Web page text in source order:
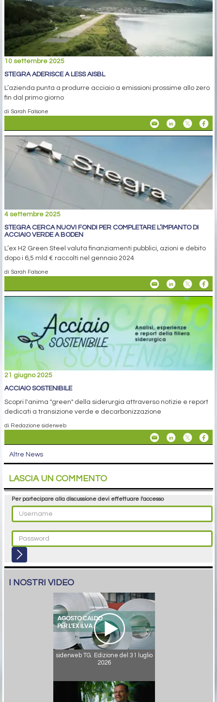
10 settembre 2025
STEGRA ADERISCE A LESS AISBL
L’azienda punta a produrre acciaio a emissioni prossime allo zero
fin dal primo giorno
di Sarah Falsone
4 settembre 2025
STEGRA CERCA NUOVI FONDI PER COMPLETARE L’IMPIANTO DI
ACCIAIO VERDE A BODEN
L’ex H2 Green Steel valuta finanziamenti pubblici, azioni e debito
dopo i 6,5 mld € raccolti nel gennaio 2024
di Sarah Falsone
21 giugno 2025
ACCIAIO SOSTENIBILE
Scopri l'anima "green" della siderurgia attraverso notizie e report
dedicati a transizione verde e decarbonizzazione
di Redazione siderweb
Altre News
LASCIA UN COMMENTO
Per partecipare alla discussione devi effettuare l'accesso
I NOSTRI VIDEO
siderweb TG. Edizione del 31 luglio
2026